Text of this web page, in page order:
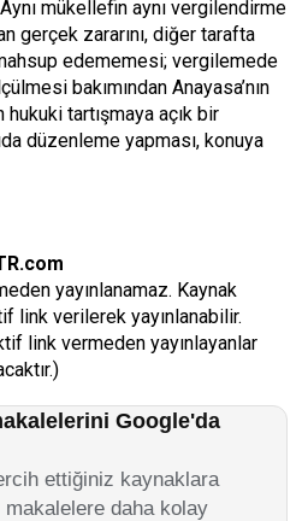
mükellefin aynı vergilendirme
gerçek zararını, diğer tarafta
edememesi; vergilemede
bakımından Anayasa’nın
tartışmaya açık bir
düzenleme yapması, konuya
yayınlanamaz. Kaynak
link verilerek yayınlanabilir.
link vermeden yayınlayanlar
Google'da
ettiğiniz kaynaklara
daha kolay